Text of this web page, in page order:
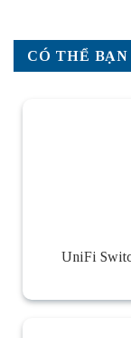
CÓ THỂ
UniFi